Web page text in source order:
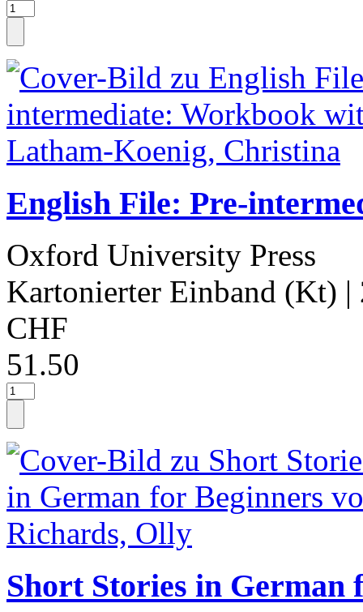
English File: Pre-
Oxford University Press
Kartonierter Einband (Kt) |
CHF
51.50
Short Stories in German